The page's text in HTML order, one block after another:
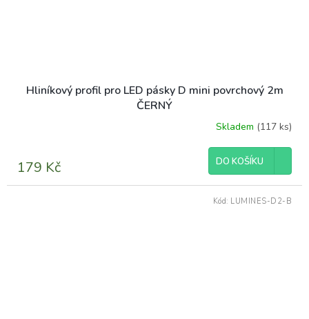
Hliníkový profil pro LED pásky D mini povrchový 2m
ČERNÝ
Skladem (117 ks)
179 Kč DO KOŠÍKU
Kód: LUMINES-D2-B